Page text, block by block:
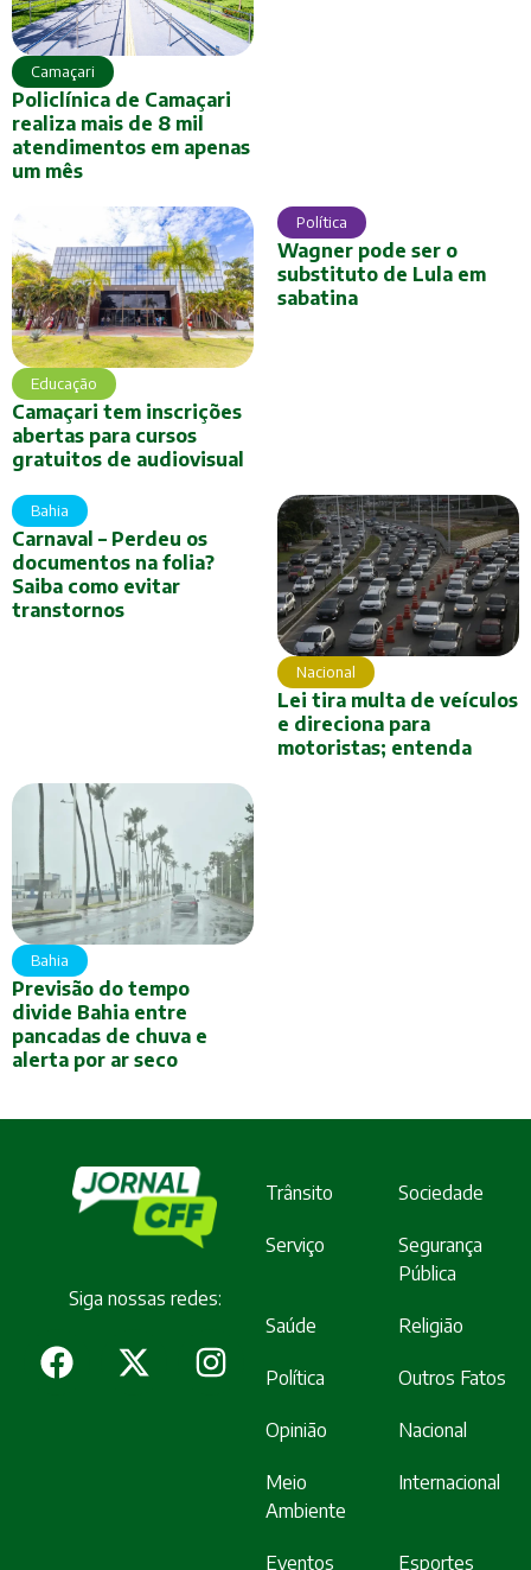
Camaçari
Policlínica de Camaçari
realiza mais de 8 mil
atendimentos em apenas
um mês
Educação
Camaçari tem inscrições
abertas para cursos
gratuitos de audiovisual
Política
Wagner pode ser o
substituto de Lula em
sabatina
Bahia
Carnaval – Perdeu os
documentos na folia?
Saiba como evitar
transtornos
Nacional
Lei tira multa de veículos
e direciona para
motoristas; entenda
Bahia
Previsão do tempo
divide Bahia entre
pancadas de chuva e
alerta por ar seco
Siga nossas redes:
Trânsito Sociedade
Serviço
Segurança
Pública
Saúde Religião
Política Outros Fatos
Opinião Nacional
Meio
Ambiente
Internacional
Eventos Esportes